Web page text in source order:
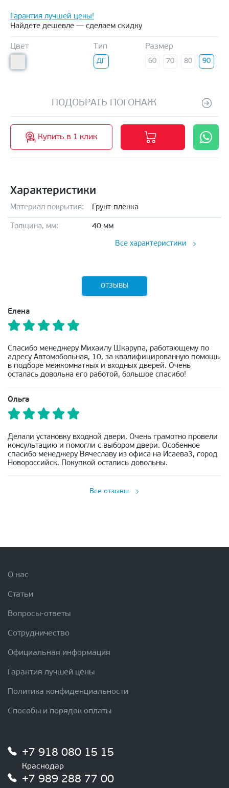
Гарантия лучшей цены!
Найдете дешевле — сделаем скидку
Цвет Тип
ДГ
Размер
60 70 80 90
ПОДОБРАТЬ ПОГОНАЖ
Купить в 1 клик
Характеристики
Материал покрытия: Грунт-плёнка
Толщина, мм: 40 мм
Все характеристики
ОТЗЫВЫ
Елена
Спасибо менеджеру Михаилу Шкарупа, работающему по
адресу Автомобольная, 10, за квалифицированную помощь
в подборе межкомнатных и входных дверей. Очень
осталась довольна его работой, большое спасибо!
Ольга
Делали установку входной двери. Очень грамотно провели
консультацию и помогли с выбором двери. Особенное
спасибо менеджеру Вячеславу из офиса на Исаева3, город
Новороссийск. Покупкой остались довольны.
Все отзывы
О нас
Статьи
Вопросы-ответы
Сотрудничество
Официальная информация
Гарантия лучшей цены
Политика конфиденциальности
Способы и порядок оплаты
+7 918 080 15 15
Краснодар
+7 989 288 77 00